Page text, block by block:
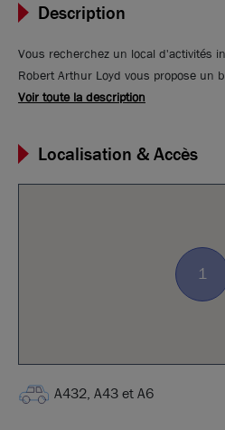
Description
Vous recherchez un local d'activités
Robert Arthur Loyd vous propose un
superficie d'environ 1170 m² sur son
d'une surface de stockage ou
mezzanine de 95 m². Vous trouverez
bureaux de 188 m² situé en RDC et R+1. Idéalement situé sur la
Voir toute la description
Localisation & Accès
1
A432, A43 et A6